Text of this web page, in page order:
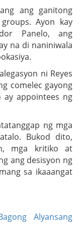
ang ganitong
Ayon kay
Panelo, ang
na di naniniwala
ni Reyes
comelec gayong
appointees ng
ng mga
Bukod dito,
mga kritiko at
ang desisyon ng
sa ikaaangat
Alyansang